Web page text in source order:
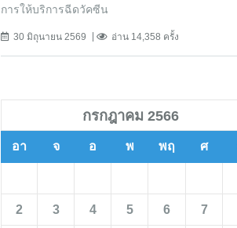
การให้บริการฉีดวัคซีน
30 มิถุนายน 2569 อ่าน 14,358 ครั้ง
กรกฎาคม 2566
อา จ อ พ พฤ ศ
2 3 4 5 6 7